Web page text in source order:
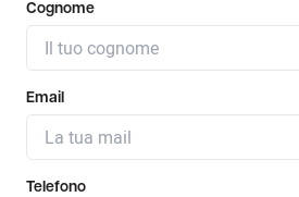
Cognome
Email
Telefono